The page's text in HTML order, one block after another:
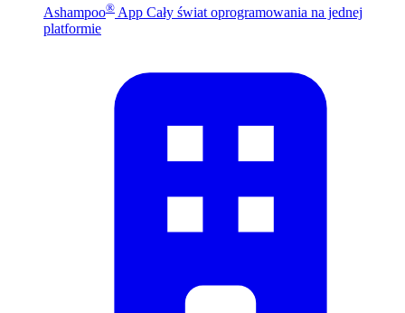
Ashampoo® App Cały świat oprogramowania na jednej
platformie